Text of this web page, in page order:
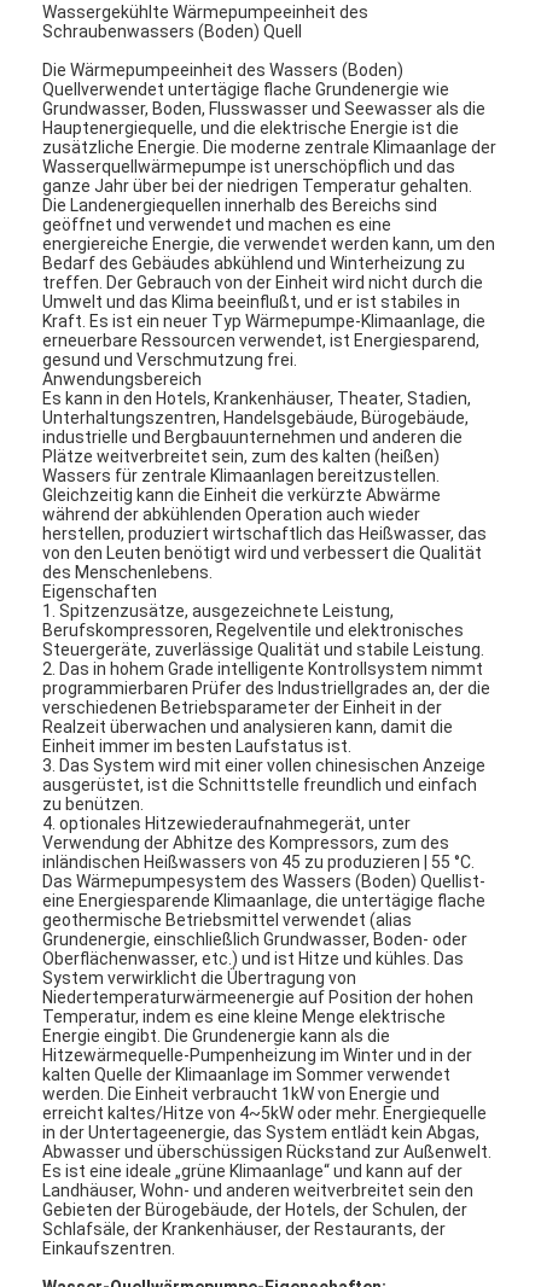
Zuhause
Produkte
Videos
Wassergekühlte Wärmepumpeeinheit des
Schraubenwassers (Boden) Quell
Die Wärmepumpeeinheit des Wassers (Boden)
Quellverwendet untertägige flache Grundenergie wie
Grundwasser, Boden, Flusswasser und Seewasser als die
Hauptenergiequelle, und die elektrische Energie ist die
zusätzliche Energie. Die moderne zentrale Klimaanlage der
Wasserquellwärmepumpe ist unerschöpflich und das
ganze Jahr über bei der niedrigen Temperatur gehalten.
Die Landenergiequellen innerhalb des Bereichs sind
geöffnet und verwendet und machen es eine
energiereiche Energie, die verwendet werden kann, um den
Bedarf des Gebäudes abkühlend und Winterheizung zu
treffen. Der Gebrauch von der Einheit wird nicht durch die
Umwelt und das Klima beeinflußt, und er ist stabiles in
Kraft. Es ist ein neuer Typ Wärmepumpe-Klimaanlage, die
erneuerbare Ressourcen verwendet, ist Energiesparend,
gesund und Verschmutzung frei.
Anwendungsbereich
Es kann in den Hotels, Krankenhäuser, Theater, Stadien,
Unterhaltungszentren, Handelsgebäude, Bürogebäude,
industrielle und Bergbauunternehmen und anderen die
Plätze weitverbreitet sein, zum des kalten (heißen)
Wassers für zentrale Klimaanlagen bereitzustellen.
Gleichzeitig kann die Einheit die verkürzte Abwärme
während der abkühlenden Operation auch wieder
herstellen, produziert wirtschaftlich das Heißwasser, das
von den Leuten benötigt wird und verbessert die Qualität
des Menschenlebens.
Eigenschaften
1. Spitzenzusätze, ausgezeichnete Leistung,
Berufskompressoren, Regelventile und elektronisches
Steuergeräte, zuverlässige Qualität und stabile Leistung.
2. Das in hohem Grade intelligente Kontrollsystem nimmt
programmierbaren Prüfer des Industriellgrades an, der die
verschiedenen Betriebsparameter der Einheit in der
Realzeit überwachen und analysieren kann, damit die
Einheit immer im besten Laufstatus ist.
3. Das System wird mit einer vollen chinesischen Anzeige
ausgerüstet, ist die Schnittstelle freundlich und einfach
zu benützen.
4. optionales Hitzewiederaufnahmegerät, unter
Verwendung der Abhitze des Kompressors, zum des
inländischen Heißwassers von 45 zu produzieren | 55 °C.
Das Wärmepumpesystem des Wassers (Boden) Quellist-
eine Energiesparende Klimaanlage, die untertägige flache
geothermische Betriebsmittel verwendet (alias
Grundenergie, einschließlich Grundwasser, Boden- oder
Oberflächenwasser, etc.) und ist Hitze und kühles. Das
System verwirklicht die Übertragung von
Niedertemperaturwärmeenergie auf Position der hohen
Temperatur, indem es eine kleine Menge elektrische
Energie eingibt. Die Grundenergie kann als die
Hitzewärmequelle-Pumpenheizung im Winter und in der
kalten Quelle der Klimaanlage im Sommer verwendet
werden. Die Einheit verbraucht 1kW von Energie und
erreicht kaltes/Hitze von 4~5kW oder mehr. Energiequelle
in der Untertageenergie, das System entlädt kein Abgas,
Abwasser und überschüssigen Rückstand zur Außenwelt.
Es ist eine ideale „grüne Klimaanlage“ und kann auf der
Landhäuser, Wohn- und anderen weitverbreitet sein den
Gebieten der Bürogebäude, der Hotels, der Schulen, der
Schlafsäle, der Krankenhäuser, der Restaurants, der
Einkaufszentren.